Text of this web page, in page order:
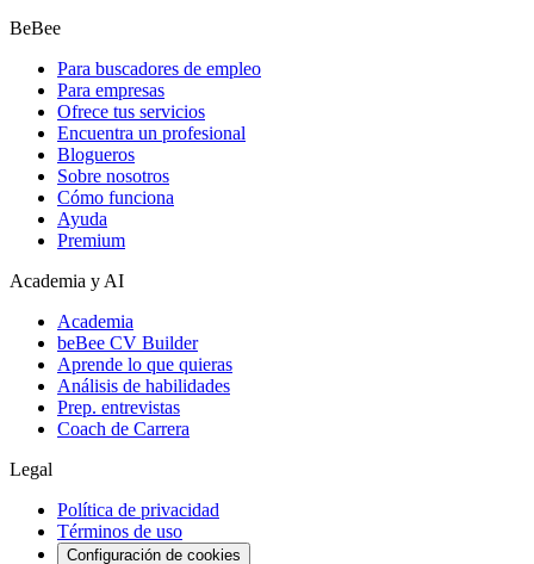
BeBee
Para buscadores de empleo
Para empresas
Ofrece tus servicios
Encuentra un profesional
Blogueros
Sobre nosotros
Cómo funciona
Ayuda
Premium
Academia y AI
Academia
beBee CV Builder
Aprende lo que quieras
Análisis de habilidades
Prep. entrevistas
Coach de Carrera
Legal
Política de privacidad
Términos de uso
Configuración de cookies